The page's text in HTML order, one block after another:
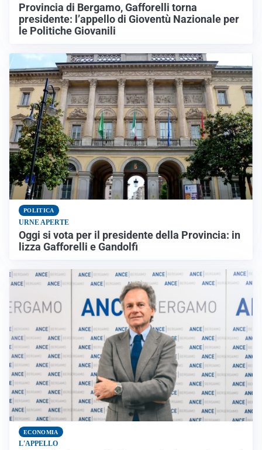
Provincia di Bergamo, Gafforelli torna
presidente: l’appello di Gioventù Nazionale per
le Politiche Giovanili
POLITICA
URNE APERTE
Oggi si vota per il presidente della Provincia: in
lizza Gafforelli e Gandolfi
ECONOMIA
L'APPELLO